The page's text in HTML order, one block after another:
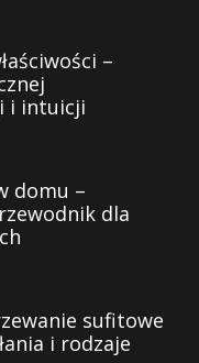
–
i intuicji
domu –
dla
sufitowe
i rodzaje